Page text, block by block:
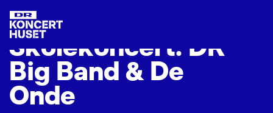
Skolekoncer t: DR
Big Band & De
Onde